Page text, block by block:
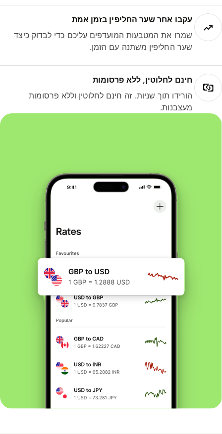
עקבו אחר שער החליפין בזמן אמת
שמרו את המטבעות המועדפים עליכם כדי לבדוק כיצד
שער החליפין משתנה עם הזמן.
חינם לחלוטין, ללא פרסומות
הורידו תוך שניות. זה חינם לחלוטין וללא פרסומות
מעצבנות.